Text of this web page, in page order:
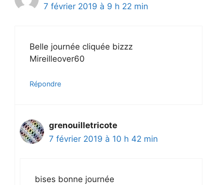
7 février 2019 à 9 h 22 min
Belle journée cliquée bizzz
Mireilleover60
Répondre
grenouilletricote
7 février 2019 à 10 h 42 min
bises bonne journée